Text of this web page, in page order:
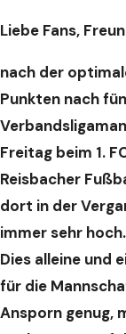
Liebe Fans,
nach der
Punkten nach
Freitag beim 1.
Reisbacher
dort in der
immer sehr hoch.
Dies alleine und
für die
Ansporn genug,